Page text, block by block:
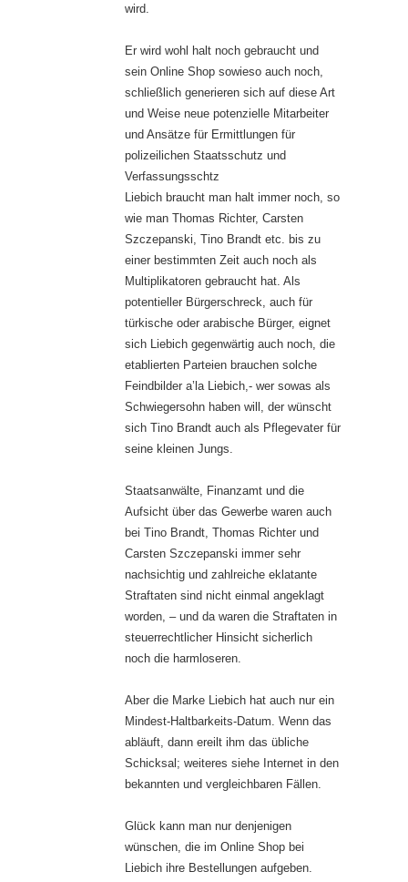
wird.
Er wird wohl halt noch gebraucht und
sein Online Shop sowieso auch noch,
schließlich generieren sich auf diese Art
und Weise neue potenzielle Mitarbeiter
und Ansätze für Ermittlungen für
polizeilichen Staatsschutz und
Verfassungsschtz
Liebich braucht man halt immer noch, so
wie man Thomas Richter, Carsten
Szczepanski, Tino Brandt etc. bis zu
einer bestimmten Zeit auch noch als
Multiplikatoren gebraucht hat. Als
potentieller Bürgerschreck, auch für
türkische oder arabische Bürger, eignet
sich Liebich gegenwärtig auch noch, die
etablierten Parteien brauchen solche
Feindbilder a’la Liebich,- wer sowas als
Schwiegersohn haben will, der wünscht
sich Tino Brandt auch als Pflegevater für
seine kleinen Jungs.
Staatsanwälte, Finanzamt und die
Aufsicht über das Gewerbe waren auch
bei Tino Brandt, Thomas Richter und
Carsten Szczepanski immer sehr
nachsichtig und zahlreiche eklatante
Straftaten sind nicht einmal angeklagt
worden, – und da waren die Straftaten in
steuerrechtlicher Hinsicht sicherlich
noch die harmloseren.
Aber die Marke Liebich hat auch nur ein
Mindest-Haltbarkeits-Datum. Wenn das
abläuft, dann ereilt ihm das übliche
Schicksal; weiteres siehe Internet in den
bekannten und vergleichbaren Fällen.
Glück kann man nur denjenigen
wünschen, die im Online Shop bei
Liebich ihre Bestellungen aufgeben.